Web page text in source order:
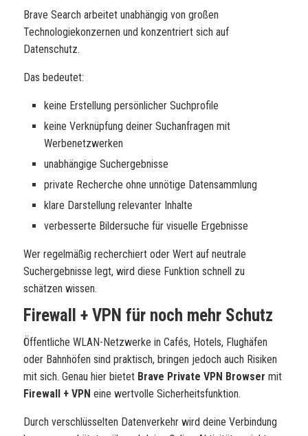
Brave Search arbeitet unabhängig von großen
Technologiekonzernen und konzentriert sich auf
Datenschutz.
Das bedeutet:
keine Erstellung persönlicher Suchprofile
keine Verknüpfung deiner Suchanfragen mit
Werbenetzwerken
unabhängige Suchergebnisse
private Recherche ohne unnötige Datensammlung
klare Darstellung relevanter Inhalte
verbesserte Bildersuche für visuelle Ergebnisse
Wer regelmäßig recherchiert oder Wert auf neutrale
Suchergebnisse legt, wird diese Funktion schnell zu
schätzen wissen.
Firewall + VPN für noch mehr Schutz
Öffentliche WLAN-Netzwerke in Cafés, Hotels, Flughäfen
oder Bahnhöfen sind praktisch, bringen jedoch auch Risiken
mit sich. Genau hier bietet Brave Private VPN Browser mit
Firewall + VPN eine wertvolle Sicherheitsfunktion.
Durch verschlüsselten Datenverkehr wird deine Verbindung